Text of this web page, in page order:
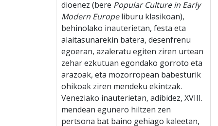
dioenez (bere Popular Culture in Early
Modern Europeliburu klasikoan),
behinolako inauterietan, festa eta
alaitasunarekin batera, desenfrenu
egoeran, azaleratu egiten ziren urtean
zehar ezkutuan egondako gorroto eta
arazoak, eta mozorropean babesturik
ohikoak ziren mendeku ekintzak.
Veneziako inauterietan, adibidez, XVIII.
mendean egunero hiltzen zen
pertsona bat baino gehiago kaleetan,